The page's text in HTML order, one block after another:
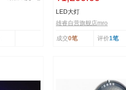
LED大灯
雄睿自营旗舰店mro
成交0笔 评价1笔